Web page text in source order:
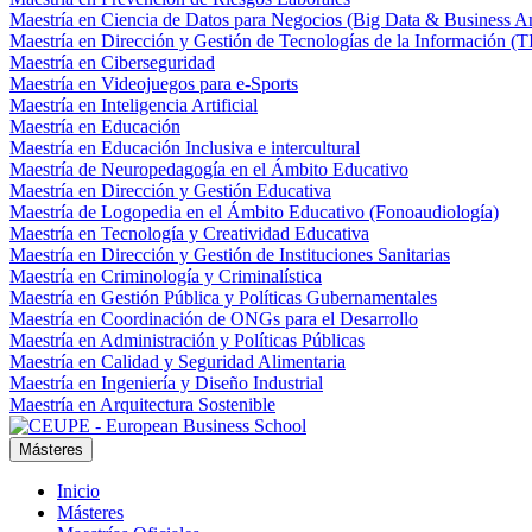
Maestría en Ciencia de Datos para Negocios (Big Data & Business
Maestría en Dirección y Gestión de Tecnologías de la Información
Maestría en Ciberseguridad
Maestría en Videojuegos para e-Sports
Maestría en Inteligencia Artificial
Maestría en Educación
Maestría en Educación Inclusiva e intercultural
Maestría de Neuropedagogía en el Ámbito Educativo
Maestría en Dirección y Gestión Educativa
Maestría de Logopedia en el Ámbito Educativo (Fonoaudiología)
Maestría en Tecnología y Creatividad Educativa
Maestría en Dirección y Gestión de Instituciones Sanitarias
Maestría en Criminología y Criminalística
Maestría en Gestión Pública y Políticas Gubernamentales
Maestría en Coordinación de ONGs para el Desarrollo
Maestría en Administración y Políticas Públicas
Maestría en Calidad y Seguridad Alimentaria
Maestría en Ingeniería y Diseño Industrial
Maestría en Arquitectura Sostenible
Másteres
Inicio
Másteres